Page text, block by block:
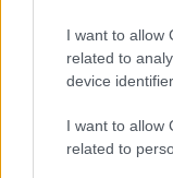
I want to allow
related to
device
I want to allow
related to